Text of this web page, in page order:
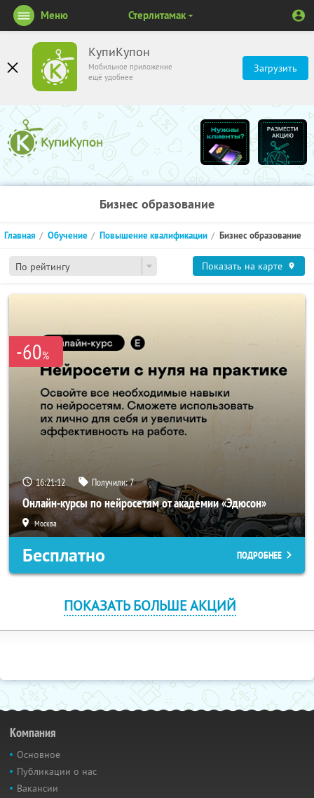
КупиКупон
Мобильное приложение
ещё удобнее
Загрузить
Меню Стерлитамак
Бизнес образование
По рейтингу
Главная Обучение Повышение квалификации Бизнес образование
Показать на карте
-60%
16:21:12 Получили:7
Онлайн-курсы по нейросетям от академии «Эдюсон»
Москва
Бесплатно ПОДРОБНЕЕ
ПОКАЗАТЬ БОЛЬШЕ АКЦИЙ
Компания
Основное
Публикации о нас
Вакансии